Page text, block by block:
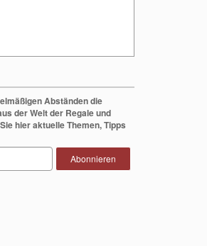
Abständen die
der Welt der Regale und
hier aktuelle Themen, Tipps
Abonnieren